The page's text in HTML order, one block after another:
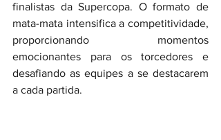
finalistas da Supercopa. O formato de
mata-mata intensifica a competitividade,
proporcionando momentos
emocionantes para os torcedores e
desafiando as equipes a se destacarem
a cada partida.